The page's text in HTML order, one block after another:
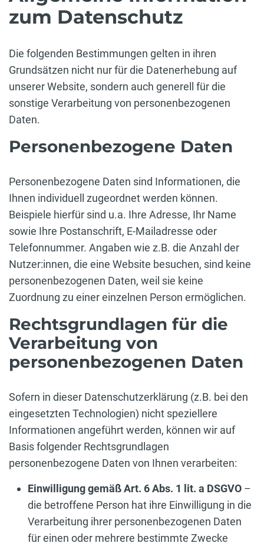
zum Datenschutz
Die folgenden Bestimmungen gelten in ihren
Grundsätzen nicht nur für die Datenerhebung auf
unserer Website, sondern auch generell für die
sonstige Verarbeitung von personenbezogenen
Daten.
Personenbezogene Daten
Personenbezogene Daten sind Informationen, die
Ihnen individuell zugeordnet werden können.
Beispiele hierfür sind u.a. Ihre Adresse, Ihr Name
sowie Ihre Postanschrift, E-Mailadresse oder
Telefonnummer. Angaben wie z.B. die Anzahl der
Nutzer:innen, die eine Website besuchen, sind keine
personenbezogenen Daten, weil sie keine
Zuordnung zu einer einzelnen Person ermöglichen.
Rechtsgrundlagen für die
Verarbeitung von
personenbezogenen Daten
Sofern in dieser Datenschutzerklärung (z.B. bei den
eingesetzten Technologien) nicht speziellere
Informationen angeführt werden, können wir auf
Basis folgender Rechtsgrundlagen
personenbezogene Daten von Ihnen verarbeiten:
Einwilligung gemäß Art. 6 Abs. 1 lit. a DSGVO –
die betroffene Person hat ihre Einwilligung in die
Verarbeitung ihrer personenbezogenen Daten
für einen oder mehrere bestimmte Zwecke